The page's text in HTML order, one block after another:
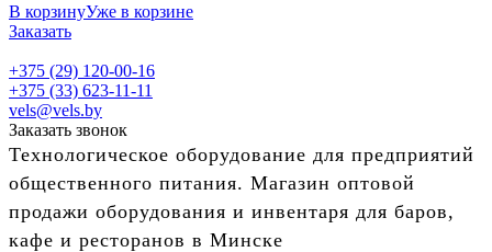
В корзинуУже в корзине
Заказать
+375 (29) 120-00-16
+375 (33) 623-11-11
vels@vels.by
Заказать звонок
Технологическое оборудование для предприятий
общественного питания. Магазин оптовой
продажи оборудования и инвентаря для баров,
кафе и ресторанов в Минске